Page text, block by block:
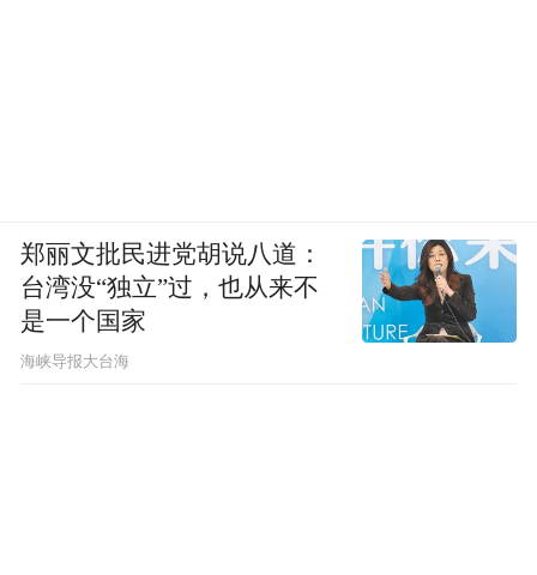
郑丽文批民进党胡说八道：
台湾没“独立”过，也从来不
是一个国家
​海峡导报大台海